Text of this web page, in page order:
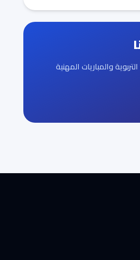
والمباريات المهنية